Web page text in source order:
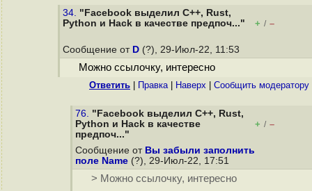
34. "Facebook выделил C++, Rust,
Python и Hack в качестве предпоч..."
+ / –
Сообщение от D (?), 29-Июл-22, 11:53
Можно ссылочку, интересно
Ответить Правка| Наверх Cообщить модератору
76. "Facebook выделил C++, Rust,
Python и Hack в качестве
предпоч..."
+ / –
Сообщение от Вы забыли заполнить
поле Name (?), 29-Июл-22, 17:51
> Можно ссылочку, интересно